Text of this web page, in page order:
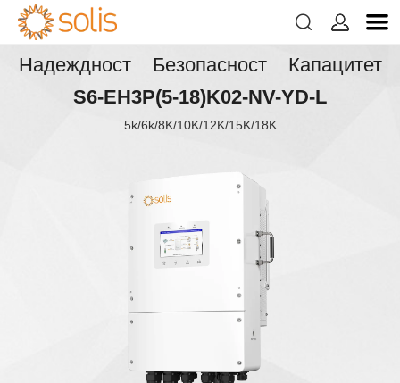
 
Надеждност Безопасност Капацитет
S6-EH3P(5-18)K02-NV-YD-L
5k/6k/8K/10K/12K/15K/18K